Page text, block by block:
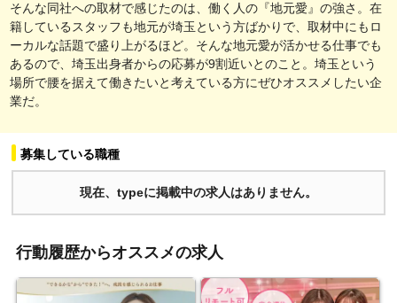
そんな同社への取材で感じたのは、働く人の『地元愛』の強さ。在
籍しているスタッフも地元が埼玉という方ばかりで、取材中にもロ
ーカルな話題で盛り上がるほど。そんな地元愛が活かせる仕事でも
あるので、埼玉出身者からの応募が9割近いとのこと。埼玉という
場所で腰を据えて働きたいと考えている方にぜひオススメしたい企
業だ。
募集している職種
現在、typeに掲載中の求人はありません。
行動履歴からオススメの求人